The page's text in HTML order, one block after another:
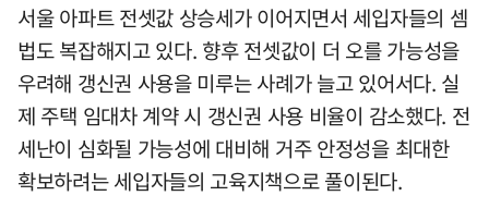
서울 아파트 전셋값 상승세가 이어지면서 세입자들의 셈
법도 복잡해지고 있다. 향후 전셋값이 더 오를 가능성을
우려해 갱신권 사용을 미루는 사례가 늘고 있어서다. 실
제 주택 임대차 계약 시 갱신권 사용 비율이 감소했다. 전
세난이 심화될 가능성에 대비해 거주 안정성을 최대한
확보하려는 세입자들의 고육지책으로 풀이된다.